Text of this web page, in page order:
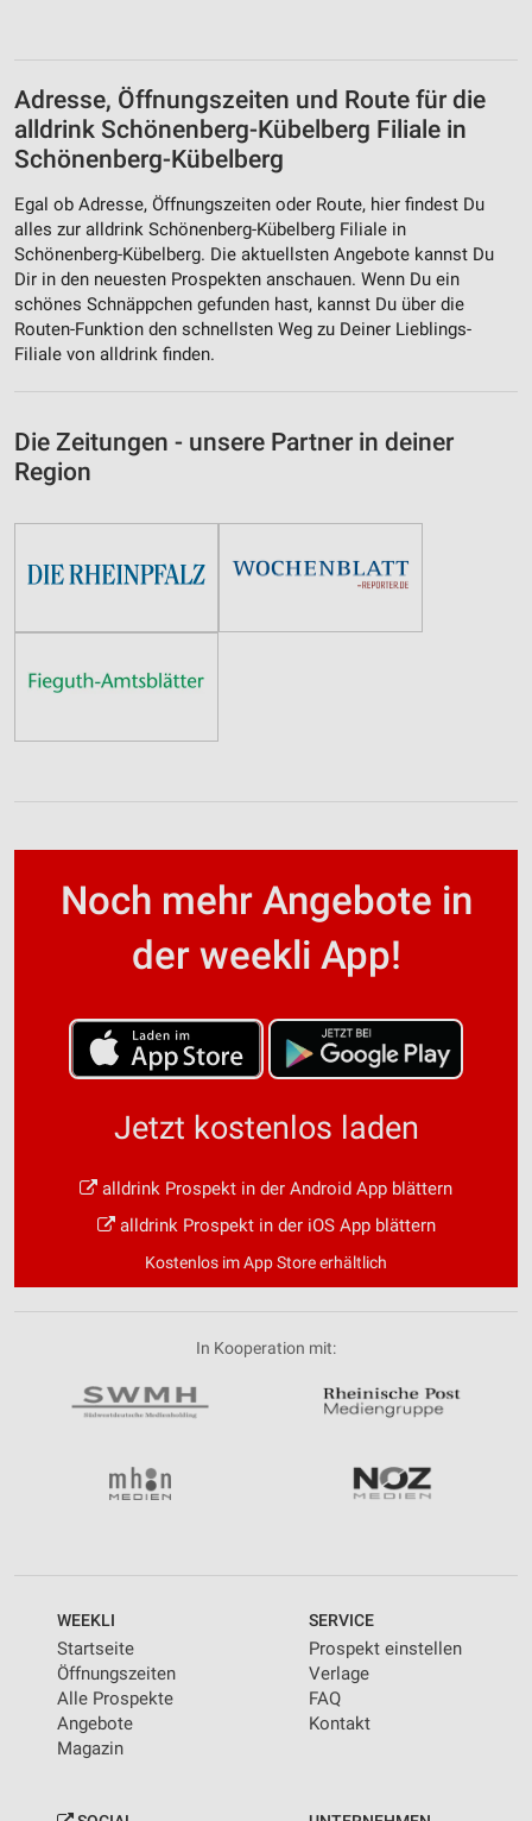
Adresse, Öffnungszeiten und Route für die
alldrink Schönenberg-Kübelberg Filiale in
Schönenberg-Kübelberg
Egal ob Adresse, Öffnungszeiten oder Route, hier findest Du
alles zur alldrink Schönenberg-Kübelberg Filiale in
Schönenberg-Kübelberg. Die aktuellsten Angebote kannst Du
Dir in den neuesten Prospekten anschauen. Wenn Du ein
schönes Schnäppchen gefunden hast, kannst Du über die
Routen-Funktion den schnellsten Weg zu Deiner Lieblings-
Filiale von alldrink finden.
Die Zeitungen - unsere Partner in deiner
Region
Noch mehr Angebote in
der weekli App!
Jetzt kostenlos laden
alldrink Prospekt in der Android App blättern
alldrink Prospekt in der iOS App blättern
Kostenlos im App Store erhältlich
In Kooperation mit:
WEEKLI
Startseite
Öffnungszeiten
Alle Prospekte
Angebote
Magazin
SERVICE
Prospekt einstellen
Verlage
FAQ
Kontakt